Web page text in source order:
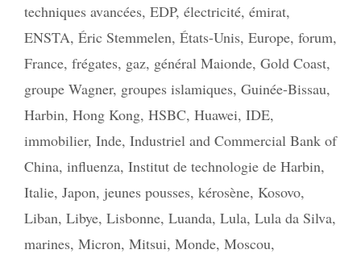
techniques avancées, EDP, électricité, émirat,
ENSTA, Éric Stemmelen, États-Unis, Europe, forum,
France, frégates, gaz, général Maionde, Gold Coast,
groupe Wagner, groupes islamiques, Guinée-Bissau,
Harbin, Hong Kong, HSBC, Huawei, IDE,
immobilier, Inde, Industriel and Commercial Bank of
China, influenza, Institut de technologie de Harbin,
Italie, Japon, jeunes pousses, kérosène, Kosovo,
Liban, Libye, Lisbonne, Luanda, Lula, Lula da Silva,
marines, Micron, Mitsui, Monde, Moscou,